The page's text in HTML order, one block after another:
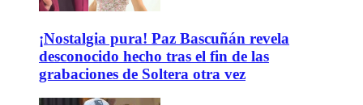
¡Nostalgia pura! Paz Bascuñán revela
desconocido hecho tras el fin de las
grabaciones de Soltera otra vez